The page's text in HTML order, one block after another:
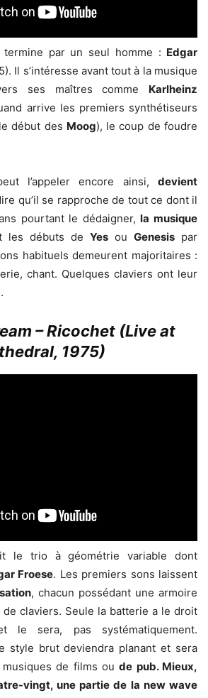
par un seul homme : Edgar
Il s’intéresse avant tout à la musique
ses maîtres comme Karlheinz
arrive les premiers synthétiseurs
début des Moog), le coup de foudre
l’appeler encore ainsi, devient
qu’il se rapproche de tout ce dont il
pourtant le dédaigner,la musique
les débuts de Yes ou Genesis par
habituels demeurent majoritaires :
chant. Quelques claviers ont leur
– Ricochet (Live at
1975)
le trio à géométrie variable dont
Froese. Les premiers sons laissent
, chacun possédant une armoire
claviers. Seule la batterie a le droit
le sera, pas systématiquement.
style brut deviendra planant et sera
musiques de films oude pub. Mieux,
vingt, une partie de la new wave